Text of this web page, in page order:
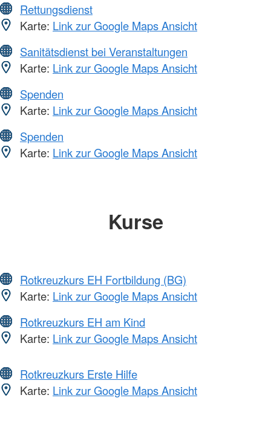
Rettungsdienst
Karte: Link zur Google Maps Ansicht
Sanitätsdienst bei Veranstaltungen
Karte: Link zur Google Maps Ansicht
Spenden
Karte: Link zur Google Maps Ansicht
Spenden
Karte: Link zur Google Maps Ansicht
Kurse
Rotkreuzkurs EH Fortbildung (BG)
Karte: Link zur Google Maps Ansicht
Rotkreuzkurs EH am Kind
Karte: Link zur Google Maps Ansicht
Rotkreuzkurs Erste Hilfe
Karte: Link zur Google Maps Ansicht